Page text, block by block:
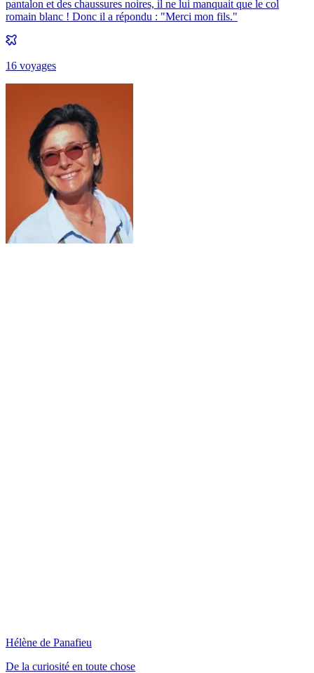
pantalon et des chaussures noires, il ne lui manquait que le col
romain blanc ! Donc il a répondu : "Merci mon fils."
16 voyages
Hélène de Panafieu
De la curiosité en toute chose